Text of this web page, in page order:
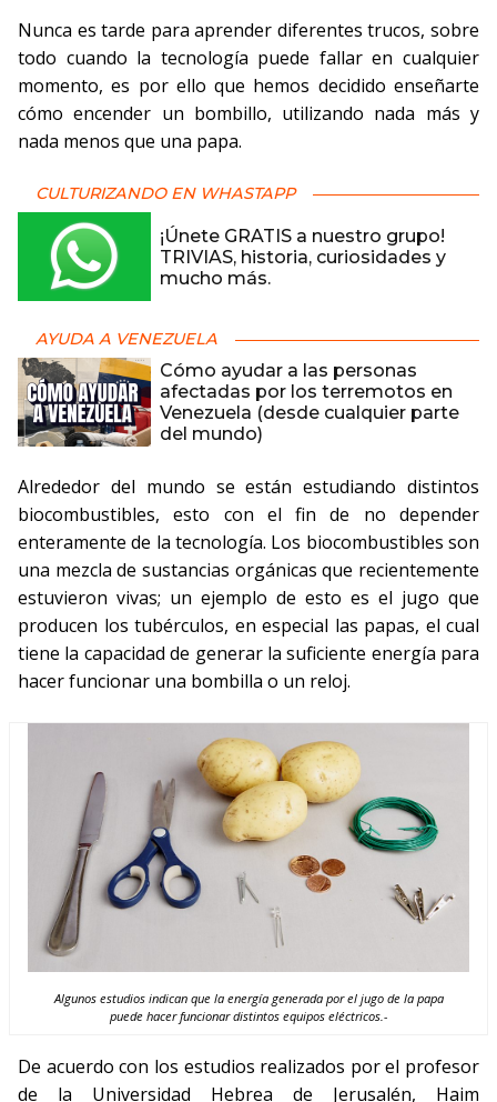
Nunca es tarde para aprender diferentes trucos, sobre
todo cuando la tecnología puede fallar en cualquier
momento, es por ello que hemos decidido enseñarte
cómo encender un bombillo, utilizando nada más y
nada menos que una papa.
CULTURIZANDO EN WHASTAPP
¡Únete GRATIS a nuestro grupo!
TRIVIAS, historia, curiosidades y
mucho más.
AYUDA A VENEZUELA
Cómo ayudar a las personas
afectadas por los terremotos en
Venezuela (desde cualquier parte
del mundo)
Alrededor del mundo se están estudiando distintos
biocombustibles, esto con el fin de no depender
enteramente de la tecnología. Los biocombustibles son
una mezcla de sustancias orgánicas que recientemente
estuvieron vivas; un ejemplo de esto es el jugo que
producen los tubérculos, en especial las papas, el cual
tiene la capacidad de generar la suficiente energía para
hacer funcionar una bombilla o un reloj.
Algunos estudios indican que la energía generada por el jugo de la papa
puede hacer funcionar distintos equipos eléctricos.-
De acuerdo con los estudios realizados por el profesor
de la Universidad Hebrea de Jerusalén, Haim